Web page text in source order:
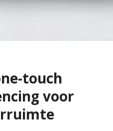
touch
voor